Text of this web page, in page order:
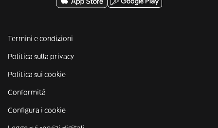
Termini e condizioni
Politica sulla privacy
Politica sui cookie
Conformità
Configura i cookie